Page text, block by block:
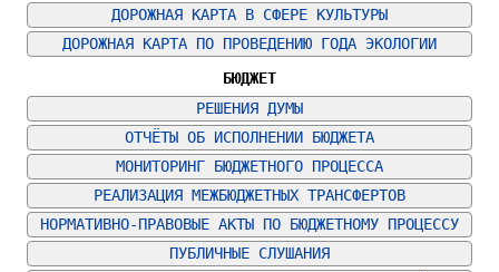
ДОРОЖНАЯ КАРТА В СФЕРЕ КУЛЬТУРЫ
ДОРОЖНАЯ КАРТА ПО ПРОВЕДЕНИЮ ГОДА ЭКОЛОГИИ
БЮДЖЕТ
РЕШЕНИЯ ДУМЫ
ОТЧЁТЫ ОБ ИСПОЛНЕНИИ БЮДЖЕТА
МОНИТОРИНГ БЮДЖЕТНОГО ПРОЦЕССА
РЕАЛИЗАЦИЯ МЕЖБЮДЖЕТНЫХ ТРАНСФЕРТОВ
НОРМАТИВНО-ПРАВОВЫЕ АКТЫ ПО БЮДЖЕТНОМУ ПРОЦЕССУ
ПУБЛИЧНЫЕ СЛУШАНИЯ